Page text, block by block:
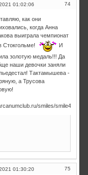
74
01:02:06
как они
когда Анна
выиграла чемпионат
Стокгольме!
И
золотую медаль!!! Да
наши девочки заняли
Тактамышева -
а Трусова
75
01:30:20